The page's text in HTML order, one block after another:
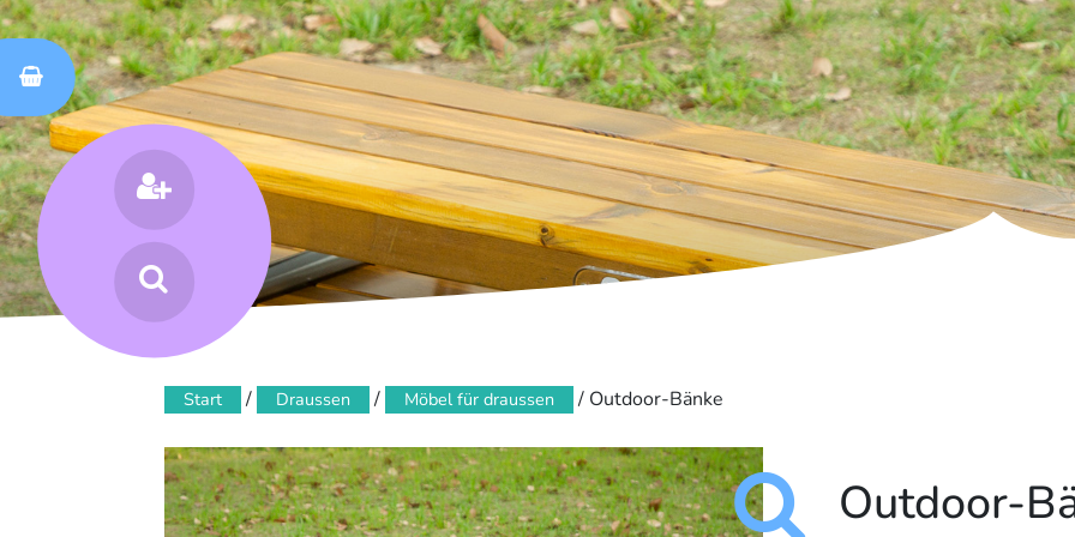
Skip
to
content
Spielbereiche Haas
spielen bewegen fühlen
Suchen
nach:
Start / Draussen / Möbel für draussen / Outdoor-Bänke
Outdoor-